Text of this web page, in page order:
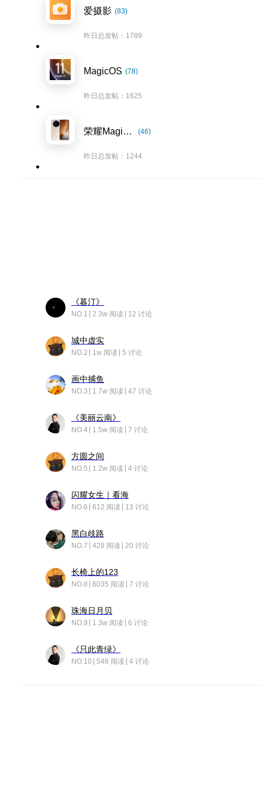
爱摄影 (83)
昨日总发帖：1789
MagicOS (78)
昨日总发帖：1625
荣耀Magic8系列 (46)
昨日总发帖：1244
《暮汀》
NO.1 2.3w 阅读 12 讨论
城中虚实
NO.2 1w 阅读 5 讨论
画中捕鱼
NO.3 1.7w 阅读 47 讨论
《美丽云南》
NO.4 1.5w 阅读 7 讨论
方圆之间
NO.5 1.2w 阅读 4 讨论
闪耀女生｜看海
NO.6 612 阅读 13 讨论
黑白歧路
NO.7 428 阅读 20 讨论
长椅上的123
NO.8 6035 阅读 7 讨论
珠海日月贝
NO.9 1.3w 阅读 6 讨论
《只此青绿》
NO.10 548 阅读 4 讨论